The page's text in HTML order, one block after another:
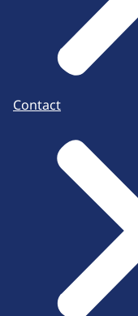
Contact